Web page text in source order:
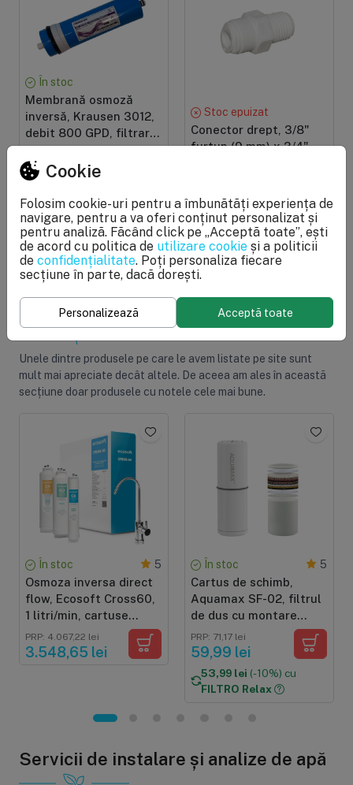
În stoc
Membrană osmoză
inversă, Krausen 3012,
debit 800 GPD, filtrare
0,0001 microni, elimină
până la 98% TDS
500 lei
Stoc epuizat
Conector drept, 3/8"
furtun (9 mm) x 3/4"
furtun de 9 mm
15 lei
Top filtre de apă, dedurizatoare și
consumabile
Unele dintre produsele pe care le avem listate pe site sunt
mult mai apreciate decât altele. De aceea am ales în această
secțiune doar produsele cu notele cele mai bune.
În stoc 5
Osmoza inversa direct
flow, Ecosoft Cross60,
1 litri/min, cartuse
twist, membrana 400
GPD, baterie smart cu
indicator
PRP: 4.067,22 lei
3.548,65 lei
În stoc 5
Cartus de schimb,
Aquamax SF-02, filtrul
de dus cu montare
directa
PRP: 71,17 lei
59,99 lei
53,99 lei (-10%) cu
FILTRO Relax
Servicii de instalare și analize de apă
Cookie
Folosim cookie-uri pentru a îmbunătăți experiența de
navigare, pentru a va oferi conținut personalizat și
pentru analiză. Făcând click pe „Acceptă toate”, ești
de acord cu politica de utilizare cookie și a politicii
de confidențialitate. Poți personaliza fiecare
secțiune în parte, dacă dorești.
Personalizează Acceptă toate